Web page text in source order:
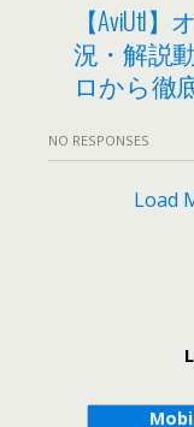
【AviUtl
況・解説
ロから徹
NO RESPONSES
Load